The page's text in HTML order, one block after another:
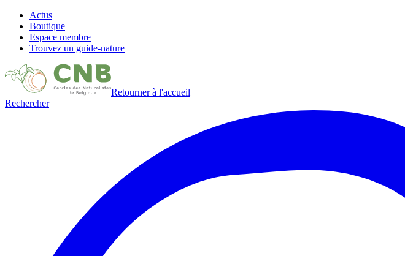
Actus
Boutique
Espace membre
Trouvez un guide-nature
Retourner à l'accueil
Rechercher